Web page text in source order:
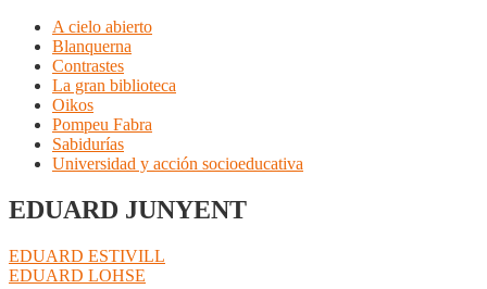
A cielo abierto
Blanquerna
Contrastes
La gran biblioteca
Oikos
Pompeu Fabra
Sabidurías
Universidad y acción socioeducativa
EDUARD JUNYENT
Navegación
Anterior:
EDUARD ESTIVILL
Siguiente:
EDUARD LOHSE